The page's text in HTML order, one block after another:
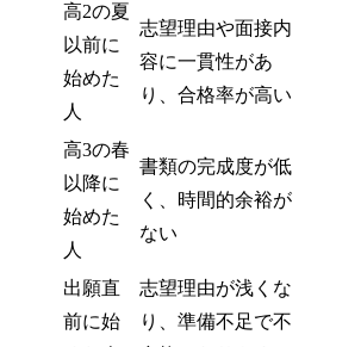
高2の夏
以前に
始めた
人
志望理由や面接内
容に一貫性があ
り、合格率が高い
高3の春
以降に
始めた
人
書類の完成度が低
く、時間的余裕が
ない
出願直
前に始
志望理由が浅くな
り、準備不足で不